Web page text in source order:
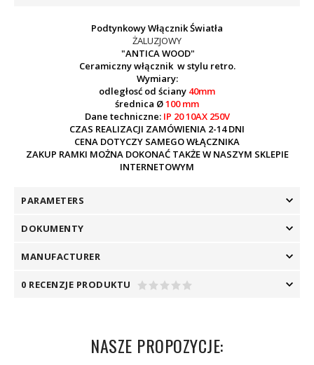
Podtynkowy Włącznik Światła
ŻALUZJOWY
"ANTICA WOOD"
Ceramiczny włącznik w stylu retro.
Wymiary:
odległosć od ściany 40mm
średnica Ø100 mm
Dane techniczne:IP 20 10AX 250V
CZAS REALIZACJI ZAMÓWIENIA 2-14 DNI
CENA DOTYCZY SAMEGO WŁĄCZNIKA
ZAKUP RAMKI MOŻNA DOKONAĆ TAKŻE W NASZYM SKLEPIE
INTERNETOWYM
PARAMETERS
DOKUMENTY
MANUFACTURER
0 RECENZJE PRODUKTU
NASZE PROPOZYCJE: